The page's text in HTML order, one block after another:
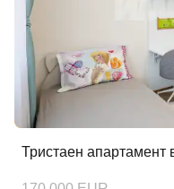
Тристаен